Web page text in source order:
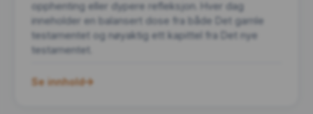
opphenting eller dypere refleksjon. Hver dag
inneholder en balansert dose fra både Det gamle
testamentet og nøyaktig ett kapittel fra Det nye
testamentet.
Se innhold